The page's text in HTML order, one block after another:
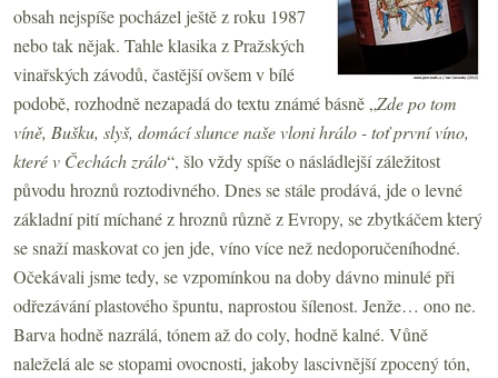
obsah nejspíše pocházel ještě z roku 1987
nebo tak nějak. Tahle klasika z Pražských
vinařských závodů, častější ovšem v bílé
podobě, rozhodně nezapadá do textu známé básně „Zde po tom
víně, Bušku, slyš, domácí slunce naše vloni hrálo - toť první víno,
které v Čechách zrálo“, šlo vždy spíše o násládlejší záležitost
původu hroznů roztodivného. Dnes se stále prodává, jde o levné
základní pití míchané z hroznů různě z Evropy, se zbytkáčem který
se snaží maskovat co jen jde, víno více než nedoporučeníhodné.
Očekávali jsme tedy, se vzpomínkou na doby dávno minulé při
odřezávání plastového špuntu, naprostou šílenost. Jenže… ono ne.
Barva hodně nazrálá, tónem až do coly, hodně kalné. Vůně
naleželá ale se stopami ovocnosti, jakoby lascivnější zpocený tón,